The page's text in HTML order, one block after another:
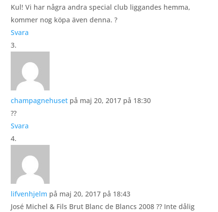
Kul! Vi har några andra special club liggandes hemma,
kommer nog köpa även denna. ?
Svara
champagnehuset på maj 20, 2017 på 18:30
??
Svara
lifvenhjelm på maj 20, 2017 på 18:43
José Michel & Fils Brut Blanc de Blancs 2008 ?? Inte dålig